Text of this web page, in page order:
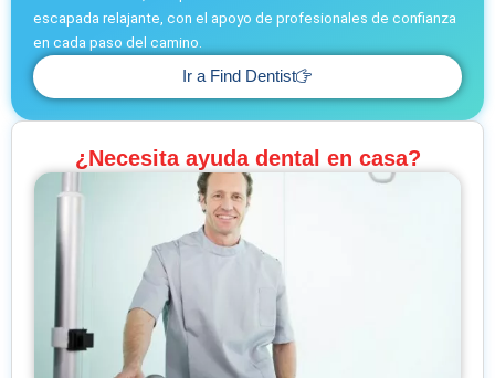
escapada relajante, con el apoyo de profesionales de confianza
en cada paso del camino.
Ir a Find Dentist
¿Necesita ayuda dental en casa?